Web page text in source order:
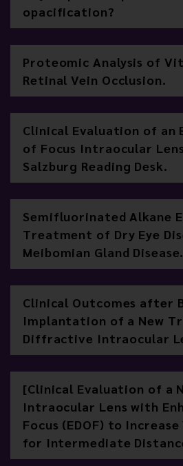
opacification?
Proteomic Analysis of
Retinal Vein Occlusion.
Clinical Evaluation of an
of Focus Intraocular
Salzburg Reading Desk.
Semifluorinated Alkane
Treatment of Dry Eye
Meibomian Gland Disease.
Clinical Outcomes after
Implantation of a New
Diffractive Intraocular
[Clinical Evaluation of a
Intraocular Lens with
Focus (EDOF) to
for Intermediate